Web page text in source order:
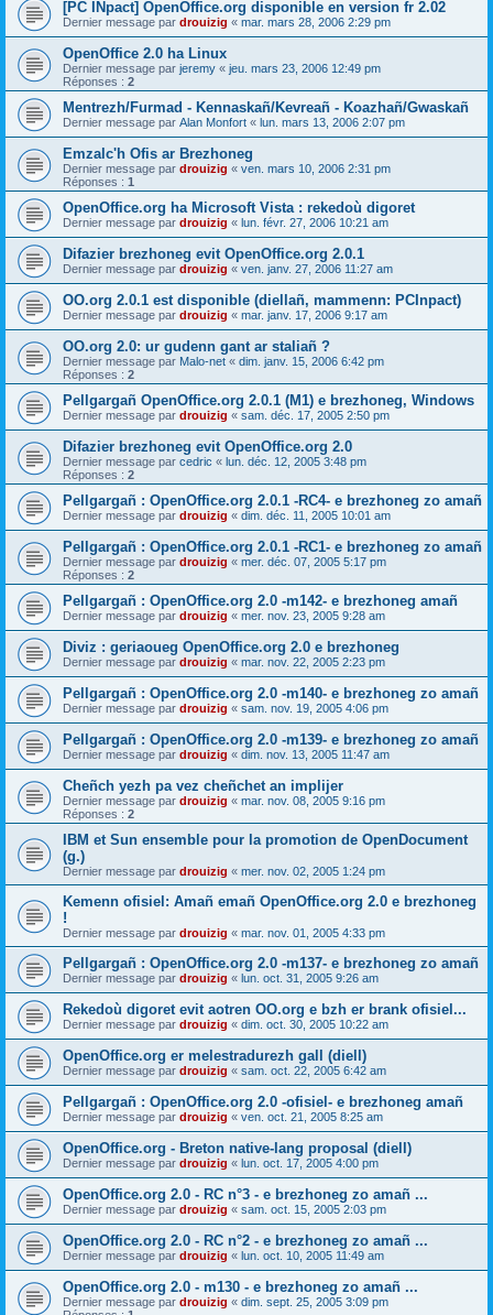
[PC INpact] OpenOffice.org disponible en version fr 2.02
Dernier message par drouizig « mar. mars 28, 2006 2:29 pm
OpenOffice 2.0 ha Linux
Dernier message par jeremy « jeu. mars 23, 2006 12:49 pm
Réponses : 2
Mentrezh/Furmad - Kennaskañ/Kevreañ - Koazhañ/Gwaskañ
Dernier message par Alan Monfort « lun. mars 13, 2006 2:07 pm
Emzalc'h Ofis ar Brezhoneg
Dernier message par drouizig « ven. mars 10, 2006 2:31 pm
Réponses : 1
OpenOffice.org ha Microsoft Vista : rekedoù digoret
Dernier message par drouizig « lun. févr. 27, 2006 10:21 am
Difazier brezhoneg evit OpenOffice.org 2.0.1
Dernier message par drouizig « ven. janv. 27, 2006 11:27 am
OO.org 2.0.1 est disponible (diellañ, mammenn: PCInpact)
Dernier message par drouizig « mar. janv. 17, 2006 9:17 am
OO.org 2.0: ur gudenn gant ar staliañ ?
Dernier message par Malo-net « dim. janv. 15, 2006 6:42 pm
Réponses : 2
Pellgargañ OpenOffice.org 2.0.1 (M1) e brezhoneg, Windows
Dernier message par drouizig « sam. déc. 17, 2005 2:50 pm
Difazier brezhoneg evit OpenOffice.org 2.0
Dernier message par cedric « lun. déc. 12, 2005 3:48 pm
Réponses : 2
Pellgargañ : OpenOffice.org 2.0.1 -RC4- e brezhoneg zo amañ
Dernier message par drouizig « dim. déc. 11, 2005 10:01 am
Pellgargañ : OpenOffice.org 2.0.1 -RC1- e brezhoneg zo amañ
Dernier message par drouizig « mer. déc. 07, 2005 5:17 pm
Réponses : 2
Pellgargañ : OpenOffice.org 2.0 -m142- e brezhoneg amañ
Dernier message par drouizig « mer. nov. 23, 2005 9:28 am
Diviz : geriaoueg OpenOffice.org 2.0 e brezhoneg
Dernier message par drouizig « mar. nov. 22, 2005 2:23 pm
Pellgargañ : OpenOffice.org 2.0 -m140- e brezhoneg zo amañ
Dernier message par drouizig « sam. nov. 19, 2005 4:06 pm
Pellgargañ : OpenOffice.org 2.0 -m139- e brezhoneg zo amañ
Dernier message par drouizig « dim. nov. 13, 2005 11:47 am
Cheñch yezh pa vez cheñchet an implijer
Dernier message par drouizig « mar. nov. 08, 2005 9:16 pm
Réponses : 2
IBM et Sun ensemble pour la promotion de OpenDocument
(g.)
Dernier message par drouizig « mer. nov. 02, 2005 1:24 pm
Kemenn ofisiel: Amañ emañ OpenOffice.org 2.0 e brezhoneg
!
Dernier message par drouizig « mar. nov. 01, 2005 4:33 pm
Pellgargañ : OpenOffice.org 2.0 -m137- e brezhoneg zo amañ
Dernier message par drouizig « lun. oct. 31, 2005 9:26 am
Rekedoù digoret evit aotren OO.org e bzh er brank ofisiel...
Dernier message par drouizig « dim. oct. 30, 2005 10:22 am
OpenOffice.org er melestradurezh gall (diell)
Dernier message par drouizig « sam. oct. 22, 2005 6:42 am
Pellgargañ : OpenOffice.org 2.0 -ofisiel- e brezhoneg amañ
Dernier message par drouizig « ven. oct. 21, 2005 8:25 am
OpenOffice.org - Breton native-lang proposal (diell)
Dernier message par drouizig « lun. oct. 17, 2005 4:00 pm
OpenOffice.org 2.0 - RC n°3 - e brezhoneg zo amañ ...
Dernier message par drouizig « sam. oct. 15, 2005 2:03 pm
OpenOffice.org 2.0 - RC n°2 - e brezhoneg zo amañ ...
Dernier message par drouizig « lun. oct. 10, 2005 11:49 am
OpenOffice.org 2.0 - m130 - e brezhoneg zo amañ ...
Dernier message par drouizig « dim. sept. 25, 2005 3:09 pm